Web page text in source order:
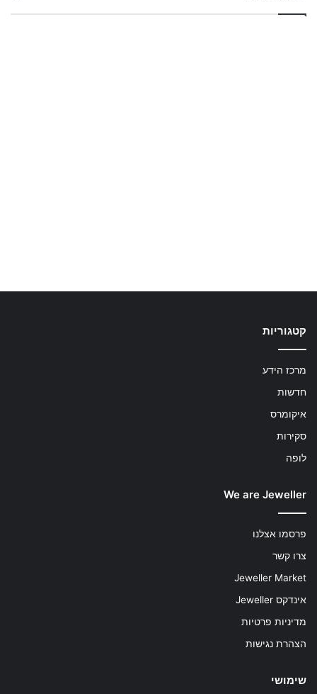
קטגוריות
מרכז הידע
חדשות
איקומרס
סקירות
לופה
We are Jeweller
פרסמו אצלנו
צרו קשר
Jeweller Market
אינדקס Jeweller
מדיניות פרטיות
הצהרת נגישות
שימושי